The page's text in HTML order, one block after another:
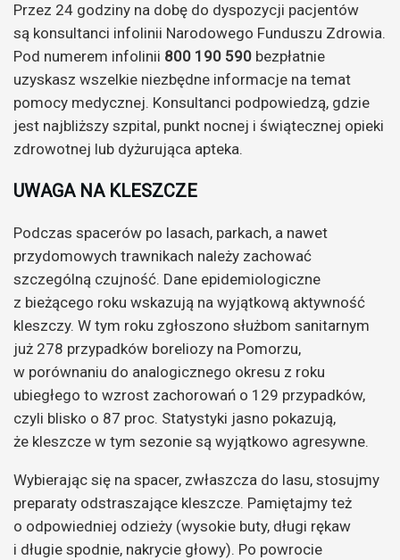
Przez 24 godziny na dobę do dyspozycji pacjentów
są konsultanci infolinii Narodowego Funduszu Zdrowia.
Pod numerem infolinii 800 190 590 bezpłatnie
uzyskasz wszelkie niezbędne informacje na temat
pomocy medycznej. Konsultanci podpowiedzą, gdzie
jest najbliższy szpital, punkt nocnej i świątecznej opieki
zdrowotnej lub dyżurująca apteka.
UWAGA NA KLESZCZE
Podczas spacerów po lasach, parkach, a nawet
przydomowych trawnikach należy zachować
szczególną czujność. Dane epidemiologiczne
z bieżącego roku wskazują na wyjątkową aktywność
kleszczy. W tym roku zgłoszono służbom sanitarnym
już 278 przypadków boreliozy na Pomorzu,
w porównaniu do analogicznego okresu z roku
ubiegłego to wzrost zachorowań o 129 przypadków,
czyli blisko o 87 proc. Statystyki jasno pokazują,
że kleszcze w tym sezonie są wyjątkowo agresywne.
Wybierając się na spacer, zwłaszcza do lasu, stosujmy
preparaty odstraszające kleszcze. Pamiętajmy też
o odpowiedniej odzieży (wysokie buty, długi rękaw
i długie spodnie, nakrycie głowy). Po powrocie